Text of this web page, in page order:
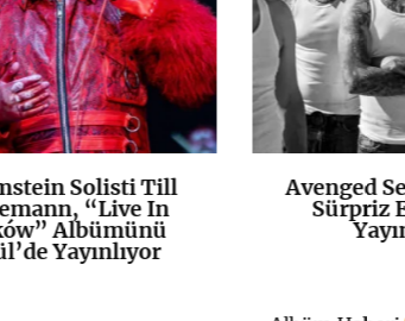
K+
Solisti Till
“Live In
Albümünü
Yayınlıyor
Avenged
Sürpriz